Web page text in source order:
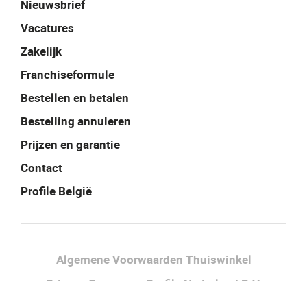
Nieuwsbrief
Vacatures
Zakelijk
Franchiseformule
Bestellen en betalen
Bestelling annuleren
Prijzen en garantie
Contact
Profile België
Algemene Voorwaarden Thuiswinkel